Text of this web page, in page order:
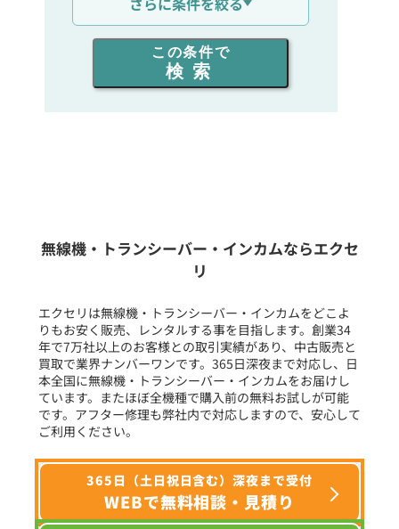
出力を選ぶ
同時通話人数を選ぶ
フリーワード入力(製品名等)
選択条件をリセット
この条件で
検索
無線機・トランシーバー・インカムならエクセ
リ
エクセリは無線機・トランシーバー・インカムをどこよ
りもお安く販売、レンタルする事を目指します。創業34
年で7万社以上のお客様との取引実績があり、中古販売と
買取で業界ナンバーワンです。365日深夜まで対応し、日
本全国に無線機・トランシーバー・インカムをお届けし
ています。またほぼ全機種で購入前の無料お試しが可能
です。アフター修理も弊社内で対応しますので、安心して
ご利用ください。
365日（土日祝日含む）深夜まで受付
WEBで無料相談・見積り